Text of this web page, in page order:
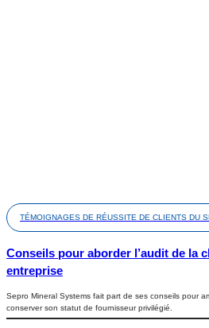
TÉMOIGNAGES DE RÉUSSITE DE CLIENTS DU
Conseils pour aborder l’audit de la
entreprise
Sepro Mineral Systems fait part de ses conseils pour
conserver son statut de fournisseur privilégié.